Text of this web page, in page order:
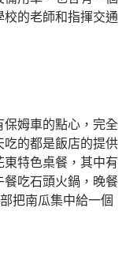
的老師和指揮交通
姆車的點心，完全
的都是飯店的提供
特色桌餐，其中有
吃石頭火鍋，晚餐
把南瓜集中給一個